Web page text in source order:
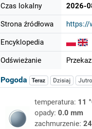
Czas lokalny 2026-
Strona źródłowa https://
Encyklopedia
Odświeżanie
Pogoda Teraz Dzisiaj Jutro
temperatura: 11
opady: 0.0 mm
zachmurzenie: